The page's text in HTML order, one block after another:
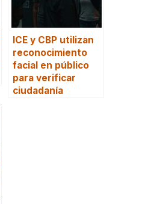
ICE y CBP utilizan
reconocimiento
facial en público
para verificar
ciudadanía